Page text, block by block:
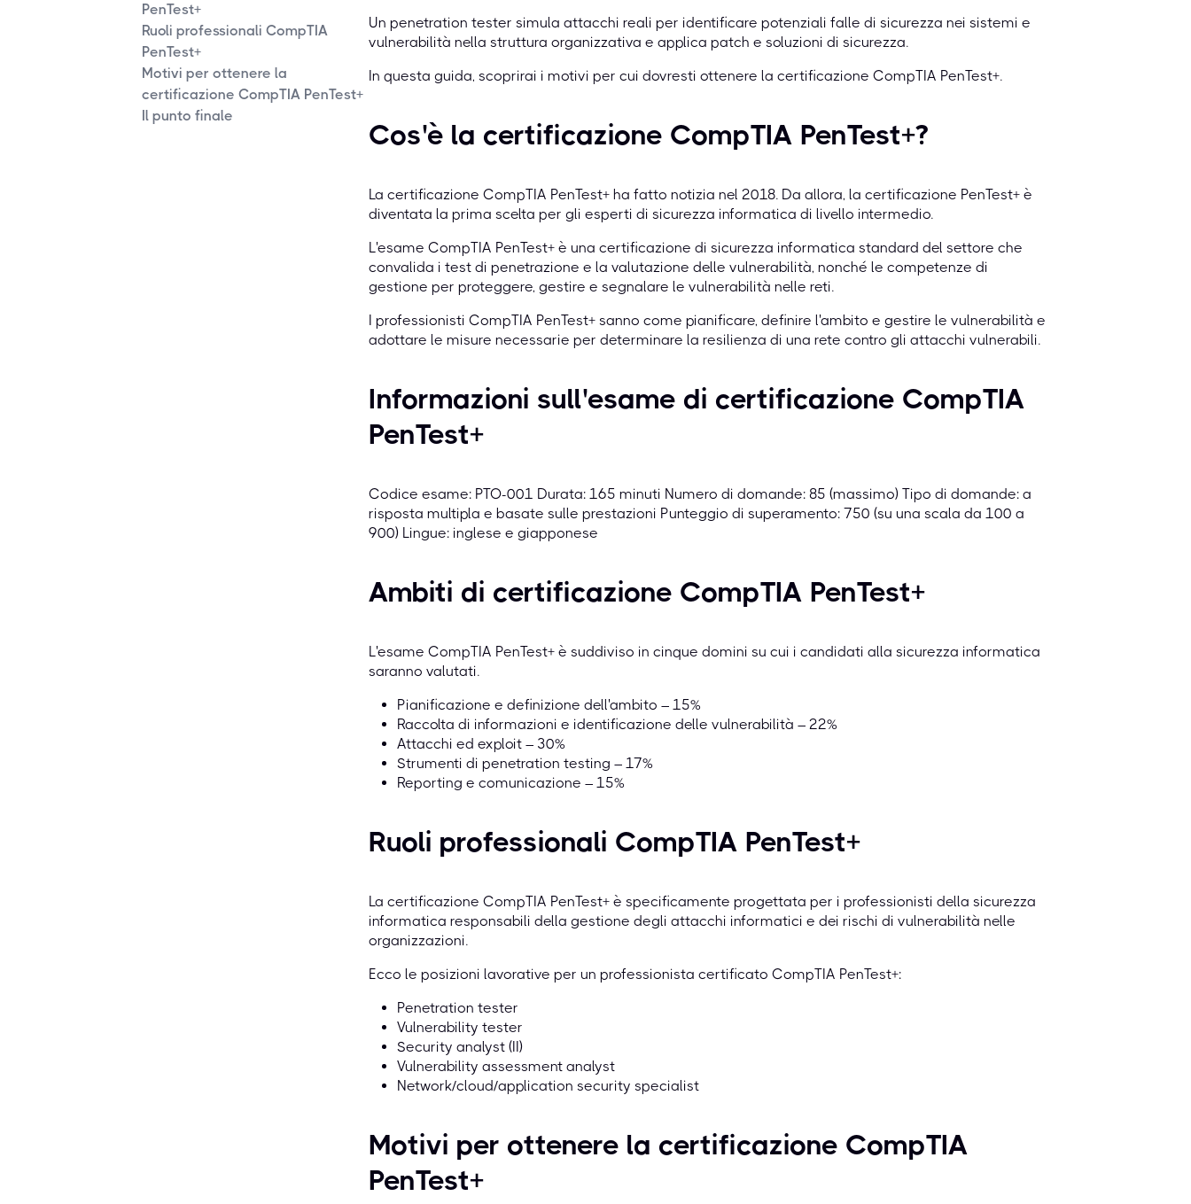
PenTest+
Ruoli professionali CompTIA
PenTest+
Motivi per ottenere la
certificazione CompTIA PenTest+
Il punto finale
Un penetration tester simula attacchi reali per identificare potenziali falle di sicurezza nei sistemi e
vulnerabilità nella struttura organizzativa e applica patch e soluzioni di sicurezza.
In questa guida, scoprirai i motivi per cui dovresti ottenere la certificazione CompTIA PenTest+.
Cos'è la certificazione CompTIA PenTest+?
La certificazione CompTIA PenTest+ ha fatto notizia nel 2018. Da allora, la certificazione PenTest+ è
diventata la prima scelta per gli esperti di sicurezza informatica di livello intermedio.
L'esame CompTIA PenTest+ è una certificazione di sicurezza informatica standard del settore che
convalida i test di penetrazione e la valutazione delle vulnerabilità, nonché le competenze di
gestione per proteggere, gestire e segnalare le vulnerabilità nelle reti.
I professionisti CompTIA PenTest+ sanno come pianificare, definire l'ambito e gestire le vulnerabilità e
adottare le misure necessarie per determinare la resilienza di una rete contro gli attacchi vulnerabili.
Informazioni sull'esame di certificazione CompTIA
PenTest+
Codice esame: PTO-001 Durata: 165 minuti Numero di domande: 85 (massimo) Tipo di domande: a
risposta multipla e basate sulle prestazioni Punteggio di superamento: 750 (su una scala da 100 a
900) Lingue: inglese e giapponese
Ambiti di certificazione CompTIA PenTest+
L'esame CompTIA PenTest+ è suddiviso in cinque domini su cui i candidati alla sicurezza informatica
saranno valutati.
Pianificazione e definizione dell'ambito – 15%
Raccolta di informazioni e identificazione delle vulnerabilità – 22%
Attacchi ed exploit – 30%
Strumenti di penetration testing – 17%
Reporting e comunicazione – 15%
Ruoli professionali CompTIA PenTest+
La certificazione CompTIA PenTest+ è specificamente progettata per i professionisti della sicurezza
informatica responsabili della gestione degli attacchi informatici e dei rischi di vulnerabilità nelle
organizzazioni.
Ecco le posizioni lavorative per un professionista certificato CompTIA PenTest+:
Penetration tester
Vulnerability tester
Security analyst (II)
Vulnerability assessment analyst
Network/cloud/application security specialist
Motivi per ottenere la certificazione CompTIA
PenTest+